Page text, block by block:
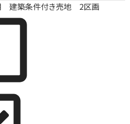
建築条件付き売地 2区画